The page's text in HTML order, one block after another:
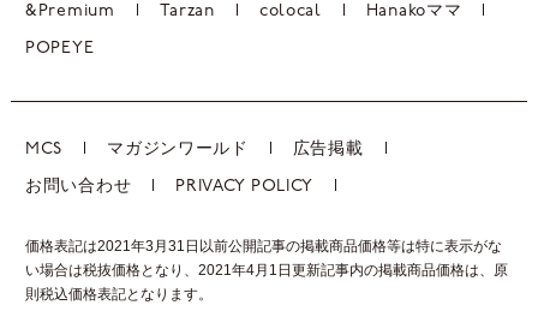
&Premium Tarzan colocal Hanakoママ
POPEYE
MCS マガジンワールド 広告掲載
お問い合わせ PRIVACY POLICY
価格表記は2021年3月31日以前公開記事の掲載商品価格等は特に表示がな
い場合は税抜価格となり、2021年4月1日更新記事内の掲載商品価格は、 原
則税込価格表記となります。